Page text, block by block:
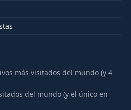
más visitados del mundo (y 4
del mundo (y el único en